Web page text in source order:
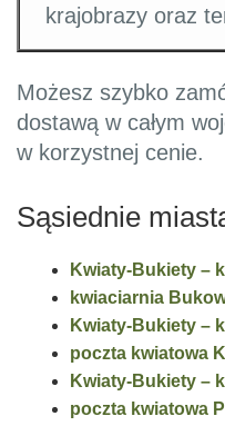
krajobrazy oraz
Możesz szybko
dostawą w całym
w korzystnej cenie.
Sąsiednie
Kwiaty-Bukiety –
kwiaciarnia
Kwiaty-Bukiety –
poczta kwiatowa
Kwiaty-Bukiety –
poczta kwiatowa